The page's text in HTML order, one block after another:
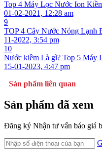
Top 4 Máy Lọc Nước Ion
01-02-2021, 12:28 am
9
TOP 4 Cây Nước Nóng Lạnh
11-2022, 3:54 pm
10
Nước kiềm Là gì? Top 5 Máy
15-01-2023, 4:47 pm
Sản phẩm liên quan
Sản phẩm đã xem
Đăng ký Nhận tư vấn báo giá